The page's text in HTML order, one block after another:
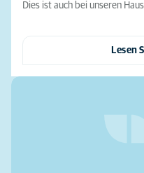
Dies ist auch bei unseren
Lesen